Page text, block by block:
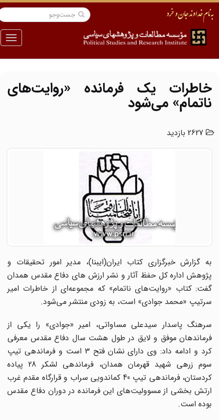
منو
خاطرات یک فرمانده «روایت‌های
ناتمام» می‌شود
2627 بازدید
به گزارش خبرگزاری کتاب ایران(ایبنا)، مدیر امور تحقیقات و
پژوهش اداره کل حفظ آثار و نشر ارزش های دفاع مقدس همدان
گفت: کتاب «روایت‌های ناتمام» که مجموعه‌ای از خاطرات امیر
سرتیپ «محمد جوادی» است، به زودی منتشر می‌شود.
سرهنگ پاسدار سید‌علی مساواتی، امیر «جوادی» را یکی از
فرماندهان موفق و لایق در طول هشت سال دفاع مقدس معرفی
کرد و ادامه داد: وی دارای نشان فتح 3 است و فرماندهی تیپ
سوم زرهی شهید قهرمان همدان، فرماندهی لشکر 28 پیاده
کردستان، فرماندهی تیپ 40 کماندویی سراب و قرارگاه مقدم غرب
ارتش بخشی از مسوولیت‌های این فرمانده در دوران دفاع مقدس
بوده است.